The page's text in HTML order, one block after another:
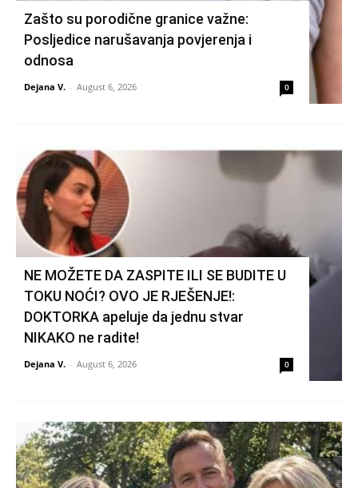
Zašto su porodične granice važne:
Posljedice narušavanja povjerenja i
odnosa
Dejana V. - August 6, 2026 0
NE MOŽETE DA ZASPITE ILI SE BUDITE U
TOKU NOĆI? OVO JE RJEŠENJE!:
DOKTORKA apeluje da jednu stvar
NIKAKO ne radite!
Dejana V. - August 6, 2026 0